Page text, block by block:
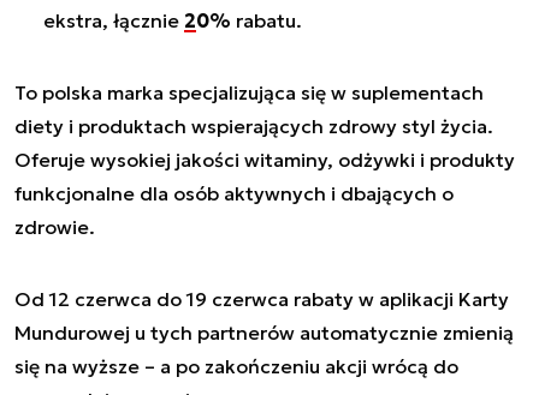
ekstra, łącznie 20% rabatu.
To polska marka specjalizująca się w suplementach
diety i produktach wspierających zdrowy styl życia.
Oferuje wysokiej jakości witaminy, odżywki i produkty
funkcjonalne dla osób aktywnych i dbających o
zdrowie.
Od 12 czerwca do 19 czerwca rabaty w aplikacji Karty
Mundurowej u tych partnerów automatycznie zmienią
się na wyższe – a po zakończeniu akcji wrócą do